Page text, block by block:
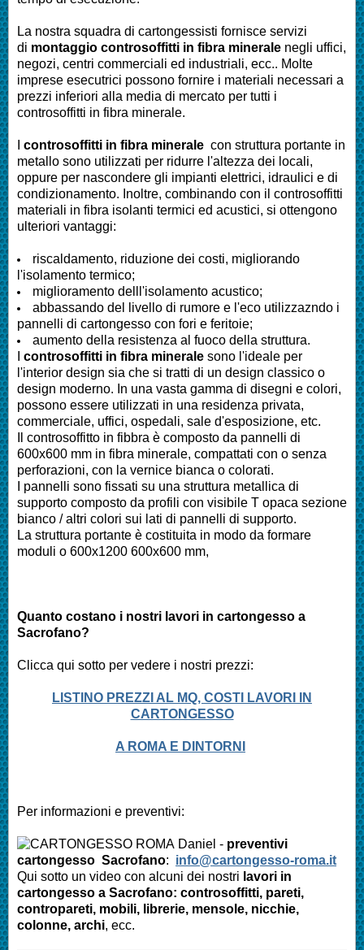
La nostra squadra di cartongessisti fornisce servizi
di montaggio controsoffitti in fibra minerale negli uffici,
negozi, centri commerciali ed industriali, ecc.. Molte
imprese esecutrici possono fornire i materiali necessari a
prezzi inferiori alla media di mercato per tutti i
controsoffitti in fibra minerale.
controsoffitti in fibra minerale con struttura portante in
metallo sono utilizzati per ridurre l'altezza dei locali,
oppure per nascondere gli impianti elettrici, idraulici e di
condizionamento. Inoltre, combinando con il controsoffitti
materiali in fibra isolanti termici ed acustici, si ottengono
ulteriori vantaggi:
riscaldamento, riduzione dei costi, migliorando
l'isolamento termico;
miglioramento delll'isolamento acustico;
abbassando del livello di rumore e l'eco utilizzazndo i
pannelli di cartongesso con fori e feritoie;
aumento della resistenza al fuoco della struttura.
controsoffitti in fibra minerale sono l'ideale per
l'interior design sia che si tratti di un design classico o
design moderno. In una vasta gamma di disegni e colori,
possono essere utilizzati in una residenza privata,
commerciale, uffici, ospedali, sale d'esposizione, etc.
Il controsoffitto in fibbra è composto da pannelli di
600x600 mm in fibra minerale, compattati con o senza
perforazioni, con la vernice bianca o colorati.
I pannelli sono fissati su una struttura metallica di
supporto composto da profili con visibile T opaca sezione
bianco / altri colori sui lati di pannelli di supporto.
La struttura portante è costituita in modo da formare
moduli o 600x1200 600x600 mm,
Quanto costano i nostri lavori in cartongesso a
Sacrofano?
Clicca qui sotto per vedere i nostri prezzi:
LISTINO PREZZI AL MQ, COSTI LAVORI IN
CARTONGESSO
A ROMA E DINTORNI
Per informazioni e preventivi:
Daniel - preventivi
cartongesso Sacrofano: info@cartongesso-roma.it
Qui sotto un video con alcuni dei nostri lavori in
cartongesso a Sacrofano: controsoffitti, pareti,
contropareti, mobili, librerie, mensole, nicchie,
colonne, archi, ecc.